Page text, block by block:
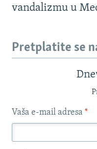
vandalizmu u
Pretplatite se
Vaša e-mail adresa *